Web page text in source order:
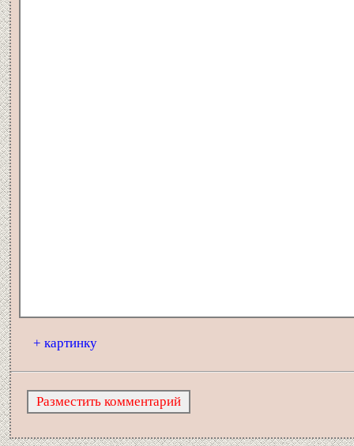
+ картинку